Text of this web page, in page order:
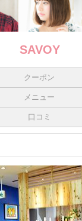
SAVOY
クーポン
メニュー
口コミ